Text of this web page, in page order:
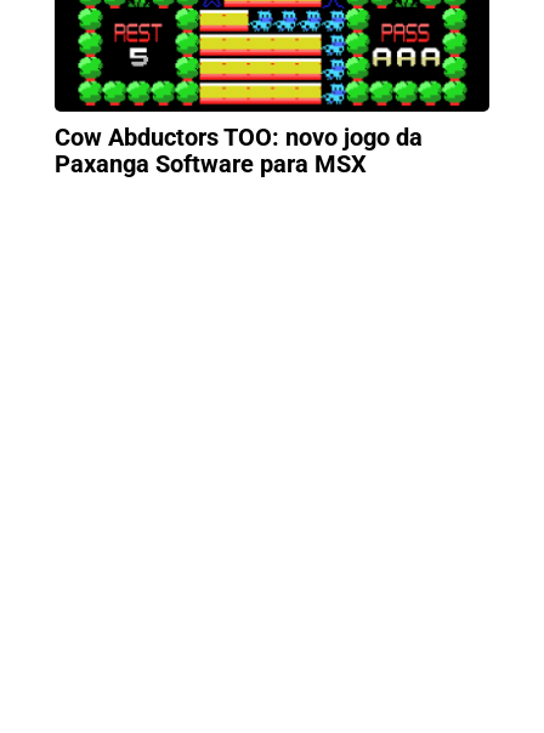
Cow Abductors TOO: novo jogo da
Paxanga Software para MSX